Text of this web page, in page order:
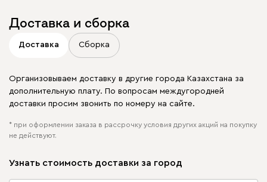
Доставка и сборка
Доставка Сборка
Организовываем доставку в другие города Казахстана за
дополнительную плату. По вопросам междугородней
доставки просим звонить по номеру на сайте.
* при оформлении заказа в рассрочку условия других акций на покупку
не действуют.
Узнать стоимость доставки за город